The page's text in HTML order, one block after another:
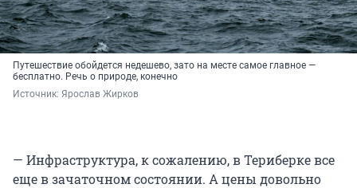
Путешествие обойдется недешево, зато на месте самое главное —
бесплатно. Речь о природе, конечно
Источник: Ярослав Жирков
— Инфраструктура, к сожалению, в Териберке все
еще в зачаточном состоянии. А цены довольно